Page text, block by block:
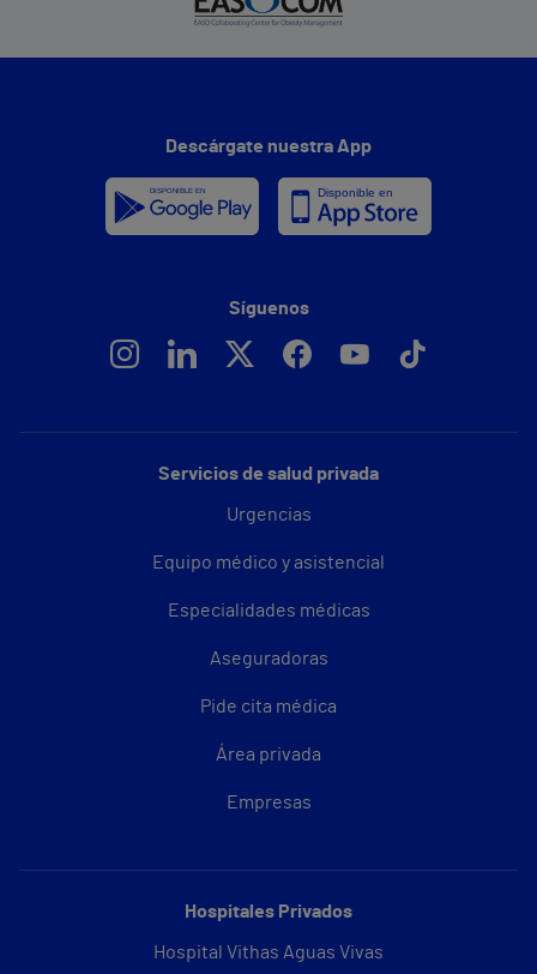
Servicios de salud privada
Urgencias
Equipo médico y asistencial
Especialidades médicas
Aseguradoras
Pide cita médica
Área privada
Empresas
Hospitales Privados
Hospital Vithas Aguas Vivas
Descárgate nuestra App
Síguenos